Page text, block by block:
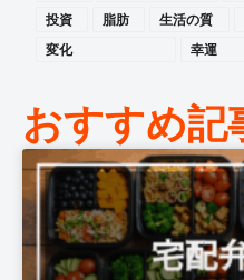
投資
脂肪 生活の質
変化
幸運
おすすめ記